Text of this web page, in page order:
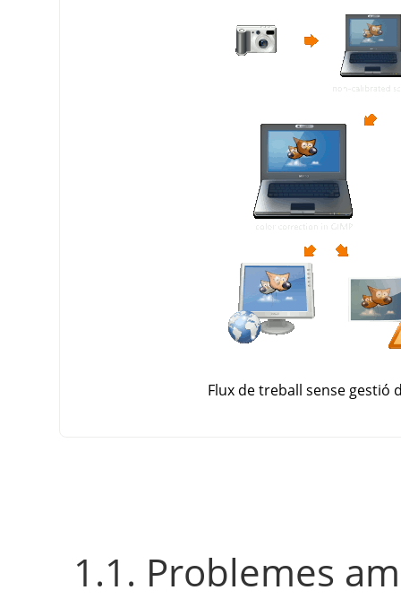
Flux de treball sense gestió
1.1. Problemes